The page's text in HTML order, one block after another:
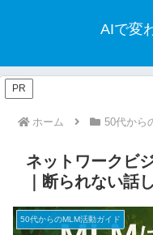
AIで変
PR
ホーム 50代から
ネットワークビ
｜断られない話
50代からのMLM活動ガイド